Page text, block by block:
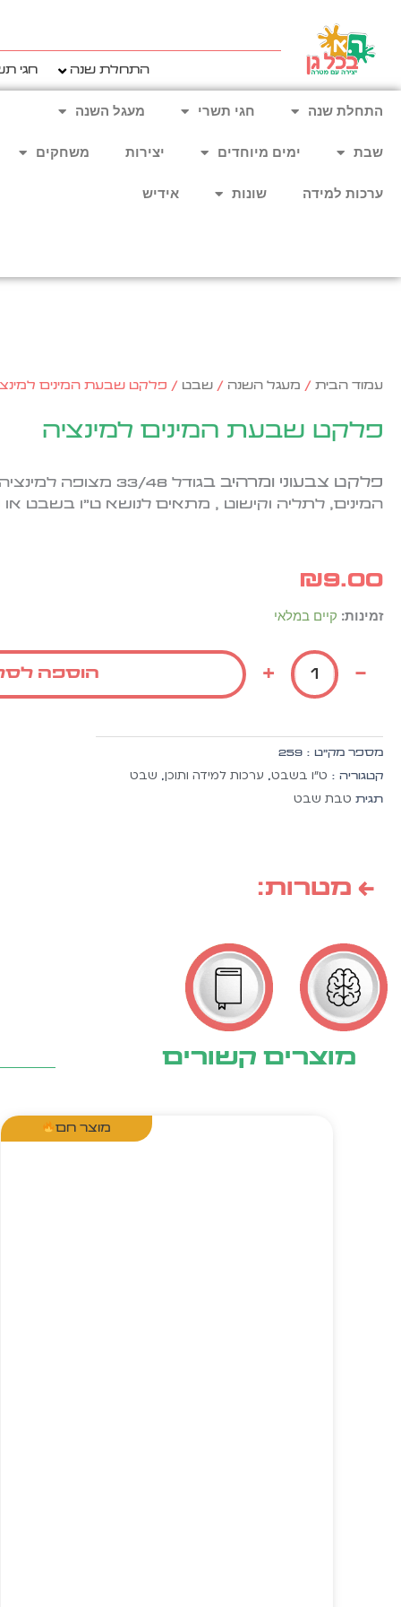
התחלת שנה חגי
התחלת שנה חגי תשרי מעגל השנה
שבת ימים מיוחדים יצירות משחקים
ערכות למידה שונות אידיש
עמוד הבית / מעגל השנה / שבט / פלקט שבעת המינים
פלקט שבעת המינים למינציה
פלקט צבעוני ומרהיב בגודל 33/48 מצופה
המינים, לתליה וקישוט , מתאים לנושא ט"ו בשבט או
₪9.00
זמינות: קיים במלאי
-
כמות
פלקט
שבעת
המינים
+ הוספה
מספר מק״ט : 259
קטגוריה : ט"ו בשבט, ערכות למידה ותוכן, שבט
תגית טבת שבט
← מטרות:
מוצרים קשורים
מוצר חם